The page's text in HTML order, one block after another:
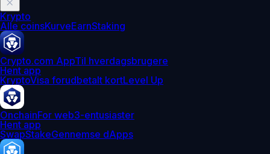
Krypto
Alle coinsKurveEarnStaking
Crypto.com AppTil hverdagsbrugere
Hent app
KryptoVisa forudbetalt kortLevel Up
OnchainFor web3-entusiaster
Hent app
SwapStakeGennemse dApps